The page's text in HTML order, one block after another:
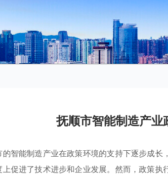
抚顺市智能制造产
的智能制造产业在政策环境的支持下逐步成长
上促进了技术进步和企业发展。然而，政策